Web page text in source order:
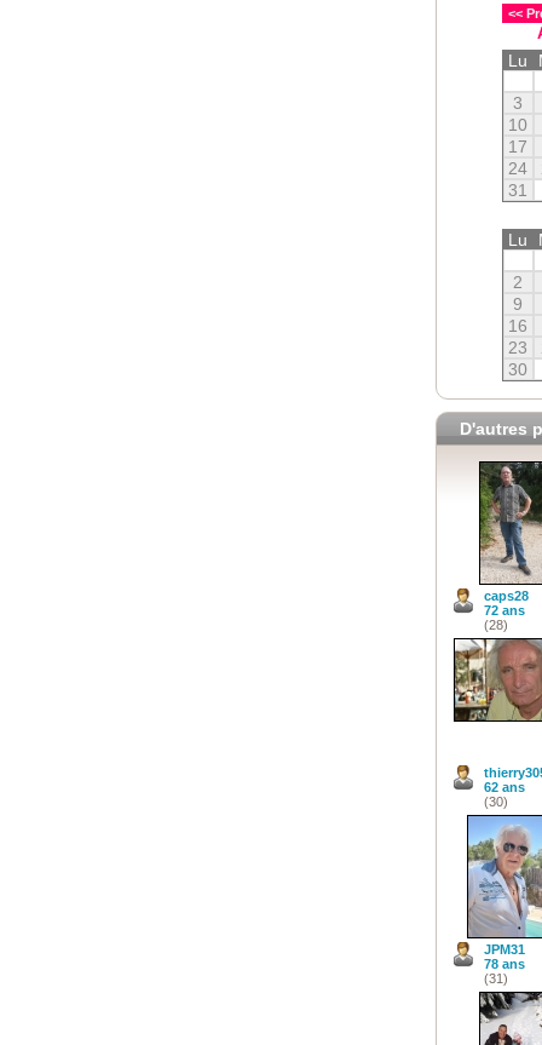
<<
Lu
3
10
17
24
31
Lu
2
9
16
23
30
D'autres
caps28
72 ans
(28)
62 ans
(30)
JPM31
78 ans
(31)